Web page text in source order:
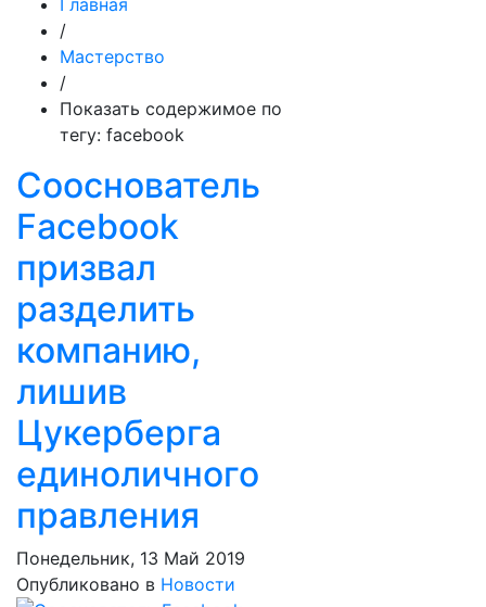
Главная
/
Мастерство
/
Показать содержимое по
тегу: facebook
Сооснователь
Facebook
призвал
разделить
компанию,
лишив
Цукерберга
единоличного
правления
Понедельник, 13 Май 2019
Опубликовано в Новости